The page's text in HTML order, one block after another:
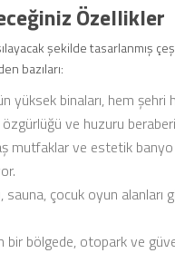
Özellikler
şekilde tasarlanmış
bazıları:
yüksek binaları, hem şehri
ve huzuru
mutfaklar ve estetik banyo
çocuk oyun alanları
bir bölgede, otopark ve